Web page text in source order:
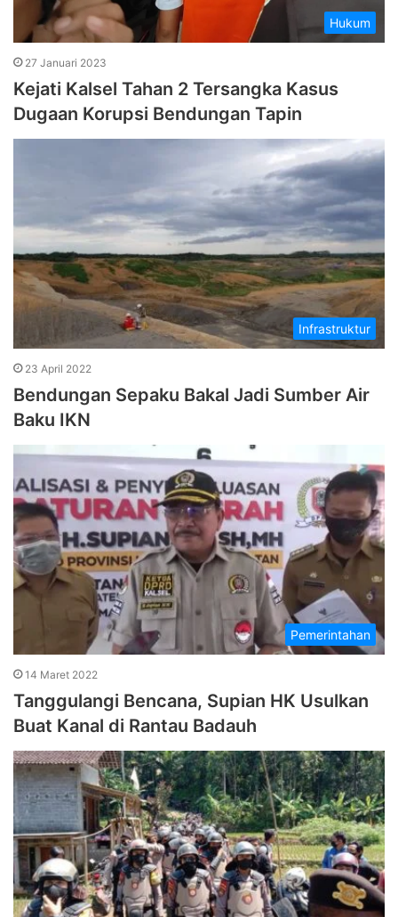
Hukum
27 Januari 2023
Kejati Kalsel Tahan 2 Tersangka Kasus
Dugaan Korupsi Bendungan Tapin
Infrastruktur
23 April 2022
Bendungan Sepaku Bakal Jadi Sumber Air
Baku IKN
Pemerintahan
14 Maret 2022
Tanggulangi Bencana, Supian HK Usulkan
Buat Kanal di Rantau Badauh